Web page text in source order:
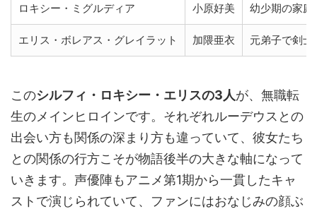
ロキシー・ミグルディア 小原好美 幼少期の家
エリス・ボレアス・グレイラット 加隈亜衣 元弟子で剣
このシルフィ・ロキシー・エリスの3人が、無職転
生のメインヒロインです。それぞれルーデウスとの
出会い方も関係の深まり方も違っていて、彼女たち
との関係の行方こそが物語後半の大きな軸になって
いきます。声優陣もアニメ第1期から一貫したキャ
ストで演じられていて、ファンにはおなじみの顔ぶ